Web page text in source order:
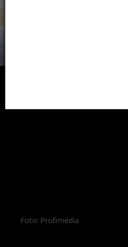
Foto: Profimedia